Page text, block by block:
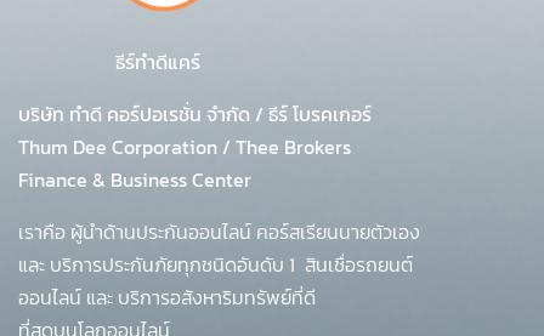
ธีร์ทำดีแคร์
บริษัท ทำดี คอร์ปอเรชั่น จำกัด / ธีร์ โบรคเกอร์
Thum Dee Corporation / Thee Brokers
Finance & Business Center
เราคือ ผู้นำด้านประกันออนไลน์ คอร์สเรียนนายตัวเอง
และ บริการประกันภัยทุกชนิดอันดับ 1 สินเชื่อรถยนต์
ออนไลน์ และ บริการอสังหาริมทรัพย์ที่ดี
ที่สุดบนโลกออนไลน์